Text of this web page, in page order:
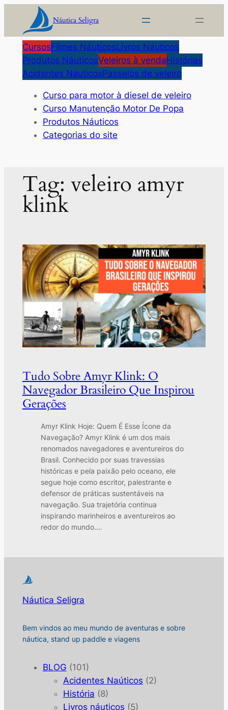
o
conteúdo
Náutica Seligra
CursosFilmes NáuticosLivros Náuticos
Produtos NáuticosVeleiros à vendaHistórias
Acidentes NáuticosPasseios de veleiro
Curso para motor à diesel de veleiro
Curso Manutenção Motor De Popa
Produtos Náuticos
Categorias do site
Tag: veleiro amyr
klink
Tudo Sobre Amyr Klink: O
Navegador Brasileiro Que Inspirou
Gerações
Amyr Klink Hoje: Quem É Esse Ícone da
Navegação? Amyr Klink é um dos mais
renomados navegadores e aventureiros do
Brasil. Conhecido por suas travessias
históricas e pela paixão pelo oceano, ele
segue hoje como escritor, palestrante e
defensor de práticas sustentáveis na
navegação. Sua trajetória continua
inspirando marinheiros e aventureiros ao
redor do mundo.…
Náutica Seligra
Bem vindos ao meu mundo de aventuras e sobre
náutica, stand up paddle e viagens
BLOG (101)
Acidentes Naúticos (2)
História (8)
Livros náuticos (5)